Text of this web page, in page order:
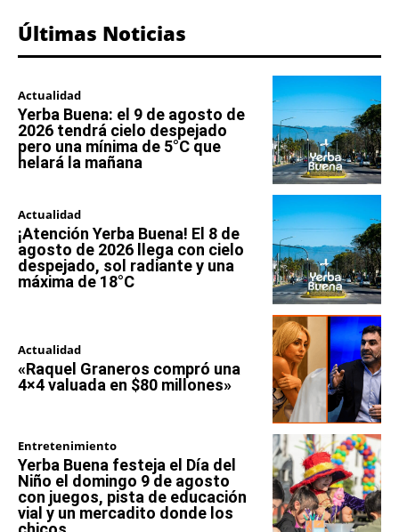
Últimas Noticias
Actualidad
Yerba Buena: el 9 de agosto de
2026 tendrá cielo despejado
pero una mínima de 5°C que
helará la mañana
Actualidad
¡Atención Yerba Buena! El 8 de
agosto de 2026 llega con cielo
despejado, sol radiante y una
máxima de 18°C
Actualidad
«Raquel Graneros compró una
4×4 valuada en $80 millones»
Entretenimiento
Yerba Buena festeja el Día del
Niño el domingo 9 de agosto
con juegos, pista de educación
vial y un mercadito donde los